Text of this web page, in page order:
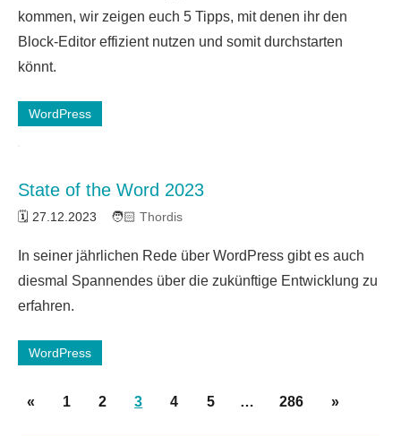
kommen, wir zeigen euch 5 Tipps, mit denen ihr den
Block-Editor effizient nutzen und somit durchstarten
könnt.
WordPress
State of the Word 2023
27.12.2023 Thordis
In seiner jährlichen Rede über WordPress gibt es auch
diesmal Spannendes über die zukünftige Entwicklung zu
erfahren.
WordPress
Seitennummerierung
«Vorherige
1 2 3 4 5 … 286
Nächste
»